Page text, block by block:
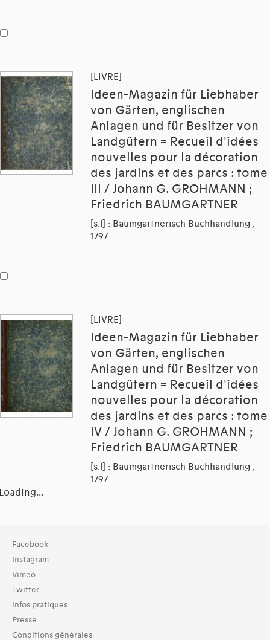
[LIVRE]
Ideen-Magazin für Liebhaber
von Gärten, englischen
Anlagen und für Besitzer von
Landgütern = Recueil d'idées
nouvelles pour la décoration
des jardins et des parcs : tome
III / Johann G. GROHMANN ;
Friedrich BAUMGARTNER
[s.l] : Baumgärtnerisch Buchhandlung ,
1797
[LIVRE]
Ideen-Magazin für Liebhaber
von Gärten, englischen
Anlagen und für Besitzer von
Landgütern = Recueil d'idées
nouvelles pour la décoration
des jardins et des parcs : tome
IV / Johann G. GROHMANN ;
Friedrich BAUMGARTNER
[s.l] : Baumgärtnerisch Buchhandlung ,
1797
Collection
TOUT (4)
Bibliothèque (4)
Typologies documents
Livres (4)
Facebook
Instagram
Vimeo
Twitter
Infos pratiques
Presse
Conditions générales